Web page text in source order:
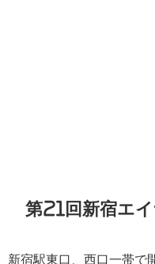
第21回新宿エ
新宿駅東口、西口一帯で